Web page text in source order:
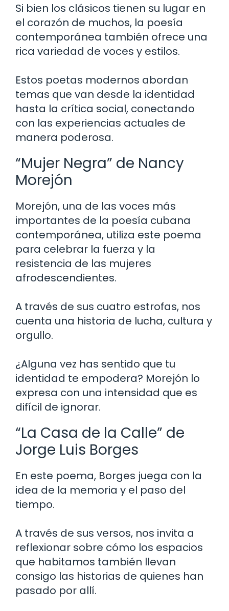
Si bien los clásicos tienen su lugar en
el corazón de muchos, la poesía
contemporánea también ofrece una
rica variedad de voces y estilos.
Estos poetas modernos abordan
temas que van desde la identidad
hasta la crítica social, conectando
con las experiencias actuales de
manera poderosa.
“Mujer Negra” de Nancy
Morejón
Morejón, una de las voces más
importantes de la poesía cubana
contemporánea, utiliza este poema
para celebrar la fuerza y la
resistencia de las mujeres
afrodescendientes.
A través de sus cuatro estrofas, nos
cuenta una historia de lucha, cultura y
orgullo.
¿Alguna vez has sentido que tu
identidad te empodera? Morejón lo
expresa con una intensidad que es
difícil de ignorar.
“La Casa de la Calle” de
Jorge Luis Borges
En este poema, Borges juega con la
idea de la memoria y el paso del
tiempo.
A través de sus versos, nos invita a
reflexionar sobre cómo los espacios
que habitamos también llevan
consigo las historias de quienes han
pasado por allí.